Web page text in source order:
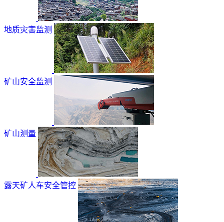
地质灾害监测
矿山安全监测
矿山测量
露天矿人车安全管控